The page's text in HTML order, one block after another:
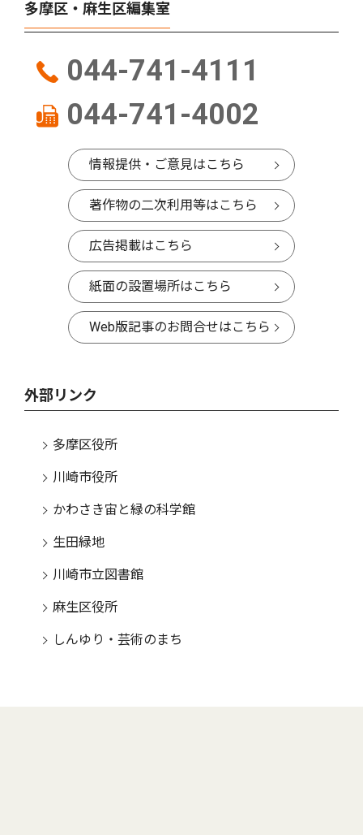
多摩区・麻生区編集室
044-741-4111
044-741-4002
情報提供・ご意見はこちら
著作物の二次利用等はこちら
広告掲載はこちら
紙面の設置場所はこちら
Web版記事のお問合せはこちら
外部リンク
多摩区役所
川崎市役所
かわさき宙と緑の科学館
生田緑地
川崎市立図書館
麻生区役所
しんゆり・芸術のまち